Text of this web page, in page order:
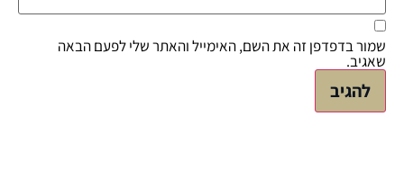
שמור בדפדפן זה את השם, האימייל והאתר שלי לפעם הבאה
שאגיב.